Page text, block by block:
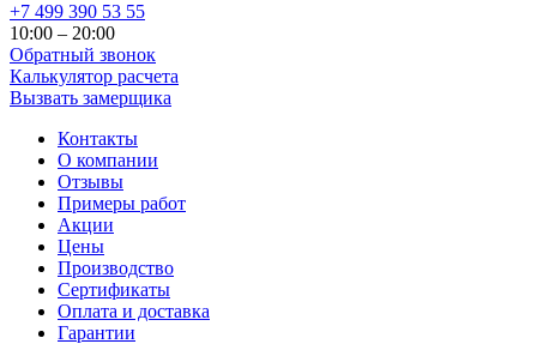
+7 499 390 53 55
10:00 – 20:00
Обратный звонок
Калькулятор расчета
Вызвать замерщика
Контакты
О компании
Отзывы
Примеры работ
Акции
Цены
Производство
Сертификаты
Оплата и доставка
Гарантии